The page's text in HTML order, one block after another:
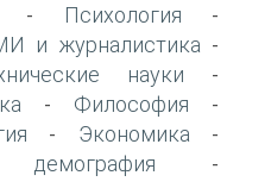
- Психология -
и журналистика -
науки -
- Философия -
- Экономика -
-